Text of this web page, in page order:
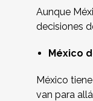
Aunque
decisiones
México
México
van para